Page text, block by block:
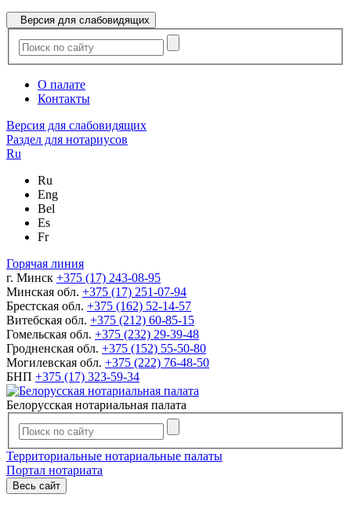
Версия для слабовидящих
О палате
Контакты
Версия для слабовидящих
Раздел для нотариусов
Ru
Ru
Eng
Bel
Es
Fr
Горячая линия
г. Минск +375 (17) 243-08-95
Минская обл. +375 (17) 251-07-94
Брестская обл. +375 (162) 52-14-57
Витебская обл. +375 (212) 60-85-15
Гомельская обл. +375 (232) 29-39-48
Гродненская обл. +375 (152) 55-50-80
Могилевская обл. +375 (222) 76-48-50
БНП +375 (17) 323-59-34
Белорусская нотариальная палата
Территориальные нотариальные палаты
Портал нотариата
Весь сайт